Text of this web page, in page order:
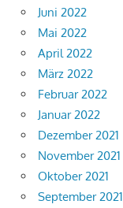
Juni 2022
Mai 2022
April 2022
März 2022
Februar 2022
Januar 2022
Dezember 2021
November 2021
Oktober 2021
September 2021